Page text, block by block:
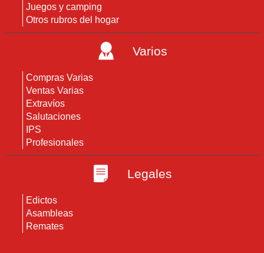
Juegos y camping
Otros rubros del hogar
Varios
Compras Varias
Ventas Varias
Extravíos
Salutaciones
IPS
Profesionales
Legales
Edictos
Asambleas
Remates